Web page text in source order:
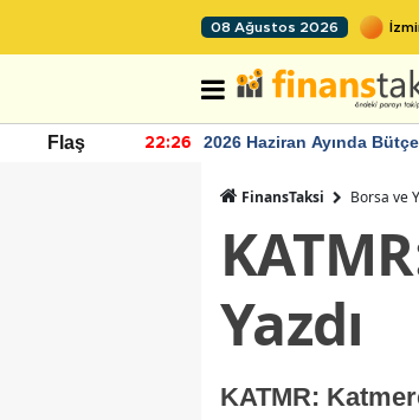
08 Ağustos 2026
Flaş 22:26
2026 Haziran Ayında Bütçe
FinansTaksi Borsa ve
Yazdı
KATMR: